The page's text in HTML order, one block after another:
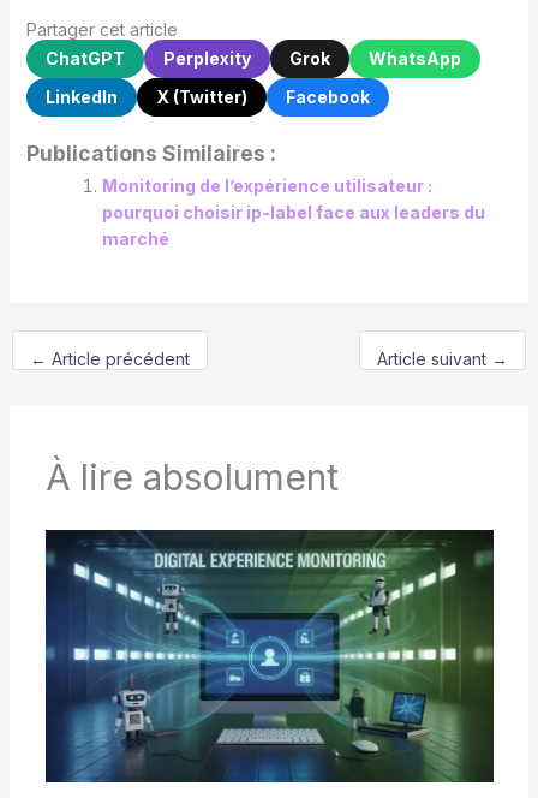
Partager cet article
ChatGPT
Perplexity Grok
WhatsApp
LinkedIn
X (Twitter) Facebook
Publications Similaires :
Monitoring de l’expérience utilisateur :
pourquoi choisir ip-label face aux leaders du
marché
← Article précédent Article suivant →
À lire absolument